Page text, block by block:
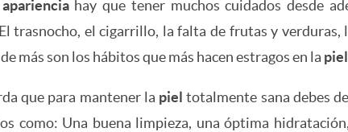
aparienciahay que tener muchos cuidados desde
trasnocho, el cigarrillo, la falta de frutas y verduras,
más son los hábitos que más hacen estragos en la
que para mantener la piel totalmente sana debes
como: Una buena limpieza, una óptima